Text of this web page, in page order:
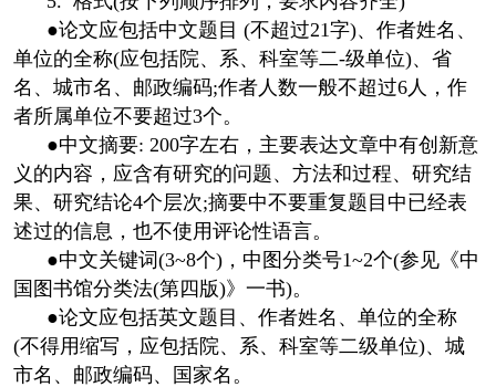
●论文应包括中文题目 (不超过21字)、作者姓名、
单位的全称(应包括院、系、科室等二-级单位)、省
名、城市名、邮政编码;作者人数一般不超过6人，作
者所属单位不要超过3个。
●中文摘要: 200字左右，主要表达文章中有创新意
义的内容，应含有研究的问题、方法和过程、研究结
果、研究结论4个层次;摘要中不要重复题目中已经表
述过的信息，也不使用评论性语言。
●中文关键词(3~8个)，中图分类号1~2个(参见《中
国图书馆分类法(第四版)》一书)。
●论文应包括英文题目、作者姓名、单位的全称
(不得用缩写，应包括院、系、科室等二级单位)、城
市名、邮政编码、国家名。